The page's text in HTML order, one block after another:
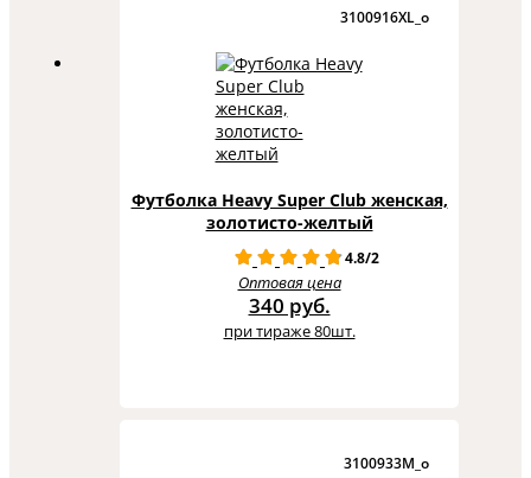
3100916XL_o
Футболка Heavy Super Club женская,
золотисто-желтый
4.8/2
Оптовая цена
340 руб.
при тираже 80шт.
3100933M_o